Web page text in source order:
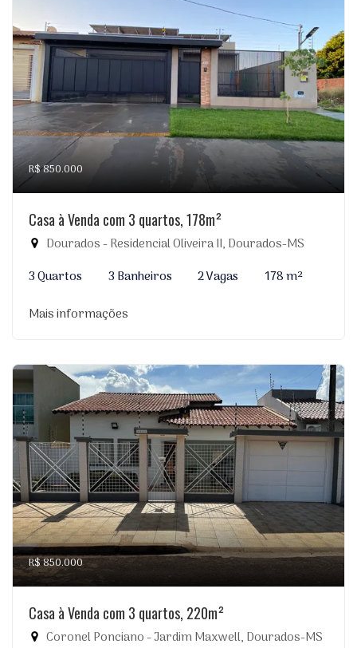
R$ 850.000
Casa à Venda com 3 quartos, 178m²
Dourados - Residencial Oliveira II, Dourados-MS
3 Quartos
3 Banheiros 2 Vagas
178 m²
Mais informações
R$ 850.000
Casa à Venda com 3 quartos, 220m²
Coronel Ponciano - Jardim Maxwell, Dourados-MS